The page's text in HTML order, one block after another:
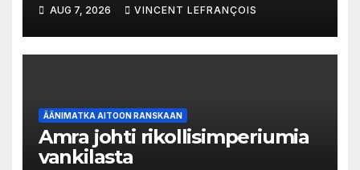
AUG 7, 2026 VINCENT LEFRANÇOIS
ÄÄNIMATKA AITOON RANSKAAN
Amra johti rikollisimperiumia
vankilasta